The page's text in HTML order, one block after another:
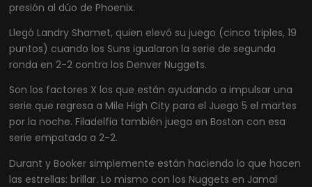
presión al dúo de Phoenix.
Llegó Landry Shamet, quien elevó su juego (cinco triples, 19
puntos) cuando los Suns igualaron la serie de segunda
ronda en 2-2 contra los Denver Nuggets.
Son los factores X los que están ayudando a impulsar una
serie que regresa a Mile High City para el Juego 5 el martes
por la noche. Filadelfia también juega en Boston con esa
serie empatada a 2-2.
Durant y Booker simplemente están haciendo lo que hacen
las estrellas: brillar. Lo mismo con los Nuggets en Jamal